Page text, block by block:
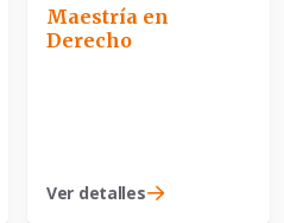
Maestría en
Derecho
Ver detalles